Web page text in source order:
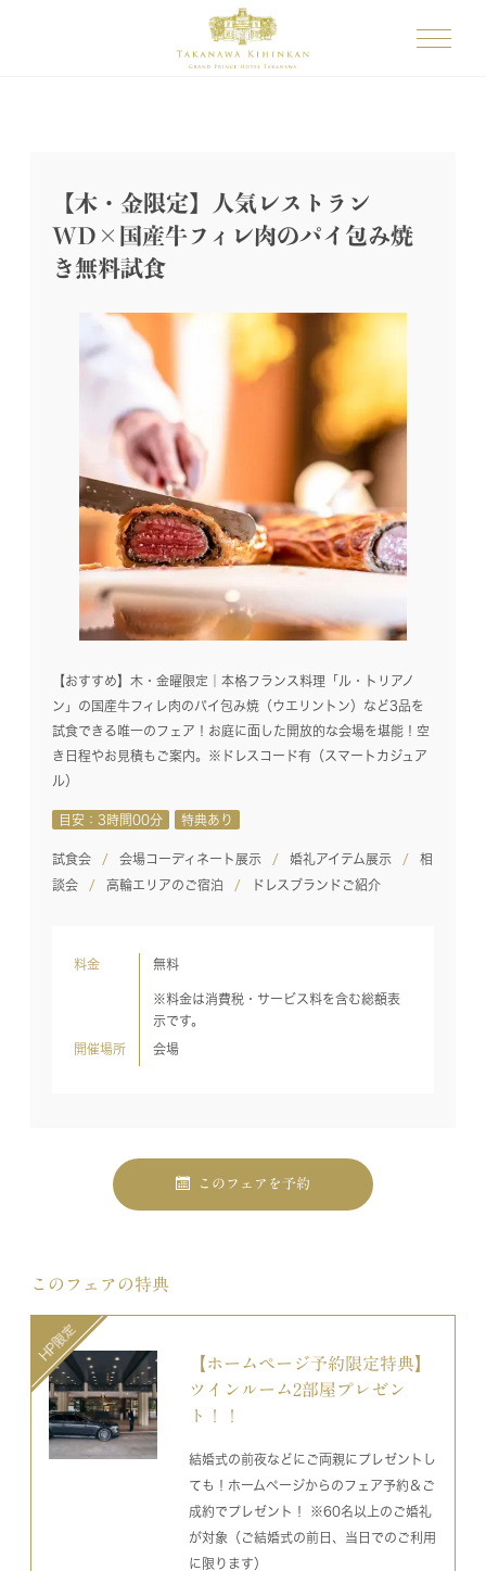
【木・金限定】人気レストラン
WD×国産牛フィレ肉のパイ包み焼
き無料試食
【おすすめ】木・金曜限定｜本格フランス料理「ル・トリアノ
ン」の国産牛フィレ肉のパイ包み焼（ウエリントン）など3品を
試食できる唯一のフェア！お庭に面した開放的な会場を堪能！空
き日程やお見積もご案内。※ドレスコード有（スマートカジュア
ル）
目安：3時間00分 特典あり
試食会 会場コーディネート展示 婚礼アイテム展示
相
談会
高輪エリアのご宿泊 ドレスブランドご紹介
料金 無料
※料金は消費税・サービス料を含む総額表
示です。
開催場所 会場
このフェアを予約
このフェアの特典
【ホームページ予約限定特典】
ツインルーム2部屋プレゼン
ト！！
結婚式の前夜などにご両親にプレゼントし
ても！ホームページからのフェア予約＆ご
成約でプレゼント！ ※60名以上のご婚礼
が対象（ご結婚式の前日、当日でのご利用
に限ります）